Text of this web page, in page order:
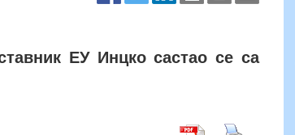
ЕУ Инцко састао се са